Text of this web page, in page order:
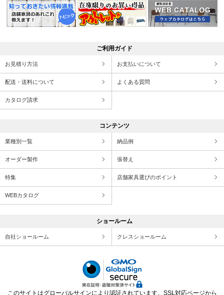
ご利用ガイド
お見積り方法 お支払いについて
配送・送料について よくある質問
カタログ請求
コンテンツ
業種別一覧 納品例
オーダー製作 張替え
特集 店舗家具選びのポイント
WEBカタログ
ショールーム
自社ショールーム クレスショールーム
このサイトはグローバルサインにより認証されています。SSL対応ページから